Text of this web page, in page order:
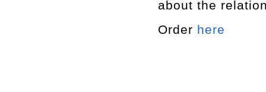
about the
Order here